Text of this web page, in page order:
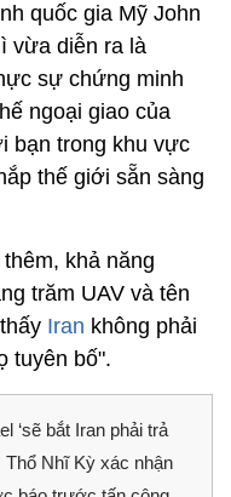
quốc gia Mỹ John
vừa diễn ra là
sự chứng minh
ngoại giao của
bạn trong khu vực
thế giới sẵn sàng
khả năng
trăm UAV và tên
Iran không phải
tuyên bố".
‘sẽ bắt Iran phải trả
Thổ Nhĩ Kỳ xác nhận